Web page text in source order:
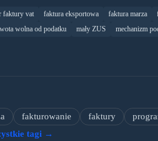
faktury vat faktura eksportowa faktura marza
wolna od podatku mały ZUS
mechanizm
fakturowanie faktury
tagi →